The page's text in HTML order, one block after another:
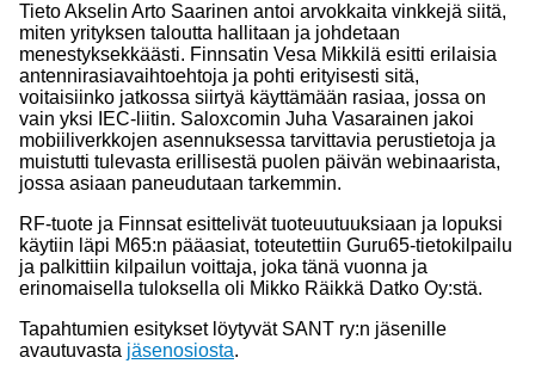
Tieto Akselin Arto Saarinen antoi arvokkaita vinkkejä siitä,
miten yrityksen taloutta hallitaan ja johdetaan
menestyksekkäästi. Finnsatin Vesa Mikkilä esitti erilaisia
antennirasiavaihtoehtoja ja pohti erityisesti sitä,
voitaisiinko jatkossa siirtyä käyttämään rasiaa, jossa on
vain yksi IEC-liitin. Saloxcomin Juha Vasarainen jakoi
mobiiliverkkojen asennuksessa tarvittavia perustietoja ja
muistutti tulevasta erillisestä puolen päivän webinaarista,
jossa asiaan paneudutaan tarkemmin.
RF-tuote ja Finnsat esittelivät tuoteuutuuksiaan ja lopuksi
käytiin läpi M65:n pääasiat, toteutettiin Guru65-tietokilpailu
ja palkittiin kilpailun voittaja, joka tänä vuonna ja
erinomaisella tuloksella oli Mikko Räikkä Datko Oy:stä.
Tapahtumien esitykset löytyvät SANT ry:n jäsenille
avautuvasta jäsenosiosta.